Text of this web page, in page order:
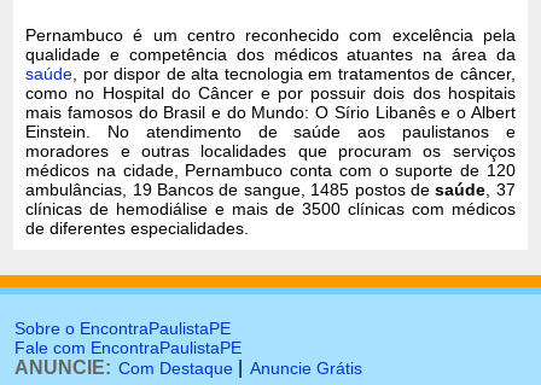
Pernambuco é um centro reconhecido com excelência pela
qualidade e competência dos médicos atuantes na área da
saúde , por dispor de alta tecnologia em tratamentos de câncer,
como no Hospital do Câncer e por possuir dois dos hospitais
mais famosos do Brasil e do Mundo: O Sírio Libanês e o Albert
Einstein. No atendimento de saúde aos paulistanos e
moradores e outras localidades que procuram os serviços
médicos na cidade, Pernambuco conta com o suporte de 120
ambulâncias, 19 Bancos de sangue, 1485 postos desaúde , 37
clínicas de hemodiálise e mais de 3500 clínicas com médicos
de diferentes especialidades.
Sobre o EncontraPaulistaPE
Fale com EncontraPaulistaPE
ANUNCIE: Com Destaque Anuncie Grátis